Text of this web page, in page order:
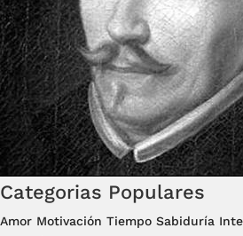
Categorias Populares
Amor Motivación Tiempo Sabiduría